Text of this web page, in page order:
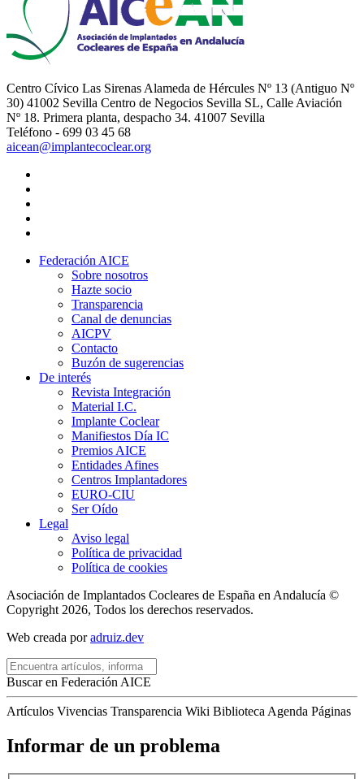
Centro Cívico Las Sirenas Alameda de Hércules Nº 13 (Antiguo Nº
30) 41002 Sevilla Centro de Negocios Sevilla SL, Calle Aviación
Nº 18. Primera planta, despacho 34. 41007 Sevilla
Teléfono - 699 03 45 68
aicean@implantecoclear.org
Federación AICE
Sobre nosotros
Hazte socio
Transparencia
Canal de denuncias
AICPV
Contacto
Buzón de sugerencias
De interés
Revista Integración
Material I.C.
Implante Coclear
Manifiestos Día IC
Premios AICE
Entidades Afines
Centros Implantadores
EURO-CIU
Ser Oído
Legal
Aviso legal
Política de privacidad
Política de cookies
Asociación de Implantados Cocleares de España en Andalucía ©
Copyright 2026, Todos los derechos reservados.
Web creada poradruiz.dev
Buscar en Federación AICE
Artículos Vivencias Transparencia Wiki Biblioteca Agenda Páginas
Informar de un problema